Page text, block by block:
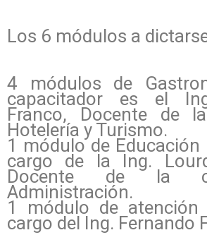
Los 6 módulos a
4 módulos de
capacitador es el
Franco, Docente de
Hotelería y Turismo.
1 módulo de Educación
cargo de la Ing.
Docente de la
Administración.
1 módulo de atención
cargo del Ing. Fernando